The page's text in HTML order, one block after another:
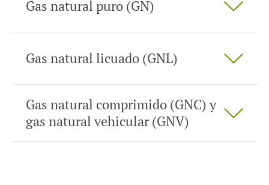
Gas natural puro (GN)
Gas natural licuado (GNL)
Gas natural comprimido (GNC) y
gas natural vehicular (GNV)